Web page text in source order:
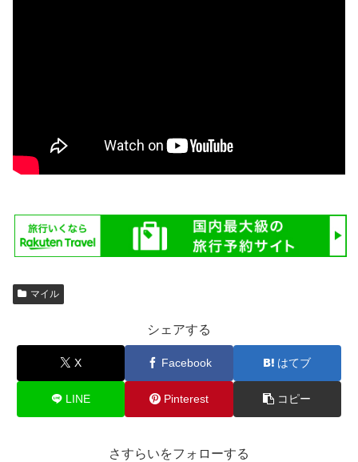
マイル
シェアする
X Facebook はてブ
LINE Pinterest コピー
さすらいをフォローする